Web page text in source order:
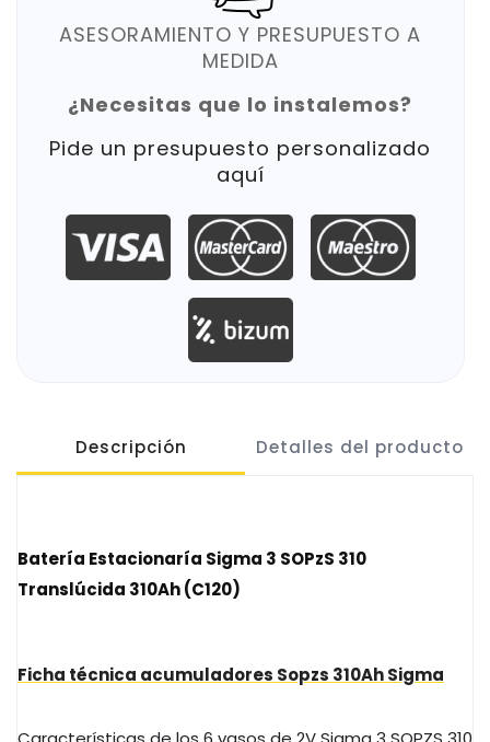
ASESORAMIENTO Y PRESUPUESTO A
MEDIDA
¿Necesitas que lo instalemos?
Pide un presupuesto personalizado
aquí
Descripción Detalles del producto
Batería Estacionaría Sigma 3 SOPzS 310
Translúcida 310Ah(C120)
Ficha técnica acumuladores Sopzs 310AhSigma